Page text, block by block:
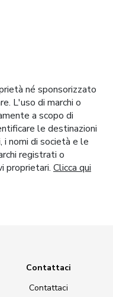
né sponsorizzato
L'uso di marchi o
a scopo di
le destinazioni
i nomi di società e le
registrati o
proprietari. Clicca qui
Contattaci
Contattaci